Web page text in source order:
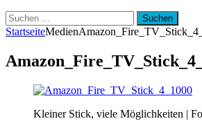
Suchen
nach:
StartseiteMedien
Kleiner Stick, viele Möglichkeiten |